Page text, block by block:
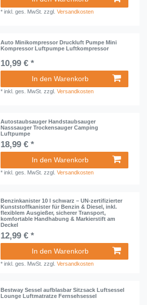
*inkl. ges. MwSt. zzgl.Versandkosten
Auto Minikompressor Druckluft Pumpe Mini
Kompressor Luftpumpe Luftkompressor
10,99 € *
In den Warenkorb
*inkl. ges. MwSt. zzgl.Versandkosten
Autostaubsauger Handstaubsauger
Nasssauger Trockensauger Camping
Luftpumpe
18,99 € *
In den Warenkorb
*inkl. ges. MwSt. zzgl.Versandkosten
Benzinkanister 10 l schwarz – UN-zertifizierter
Kunststoffkanister für Benzin & Diesel, inkl.
flexiblem Ausgießer, sicherer Transport,
komfortable Handhabung & Markierstift am
Deckel
12,99 € *
In den Warenkorb
*inkl. ges. MwSt. zzgl.Versandkosten
Bestway Sessel aufblasbar Sitzsack Luftsessel
Lounge Luftmatratze Fernsehsessel